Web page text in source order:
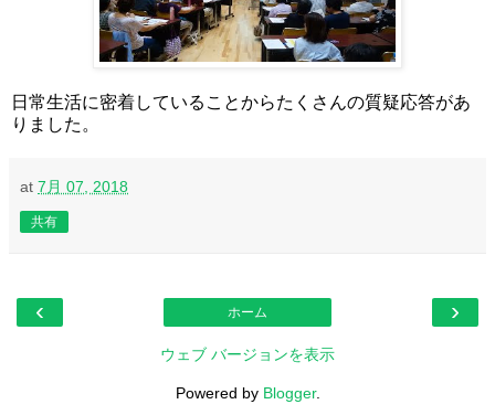
日常生活に密着していることからたくさんの質疑応答があ
りました。
at 7月 07, 2018
共有
‹ ›
ホーム
ウェブ バージョンを表示
Powered by Blogger.